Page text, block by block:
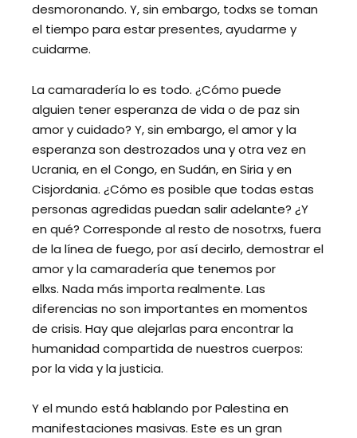
desmoronando. Y, sin embargo, todxs se toman
el tiempo para estar presentes, ayudarme y
cuidarme.
La camaradería lo es todo. ¿Cómo puede
alguien tener esperanza de vida o de paz sin
amor y cuidado? Y, sin embargo, el amor y la
esperanza son destrozados una y otra vez en
Ucrania, en el Congo, en Sudán, en Siria y en
Cisjordania. ¿Cómo es posible que todas estas
personas agredidas puedan salir adelante? ¿Y
en qué? Corresponde al resto de nosotrxs, fuera
de la línea de fuego, por así decirlo, demostrar el
amor y la camaradería que tenemos por
ellxs. Nada más importa realmente. Las
diferencias no son importantes en momentos
de crisis. Hay que alejarlas para encontrar la
humanidad compartida de nuestros cuerpos:
por la vida y la justicia.
Y el mundo está hablando por Palestina en
manifestaciones masivas. Este es un gran